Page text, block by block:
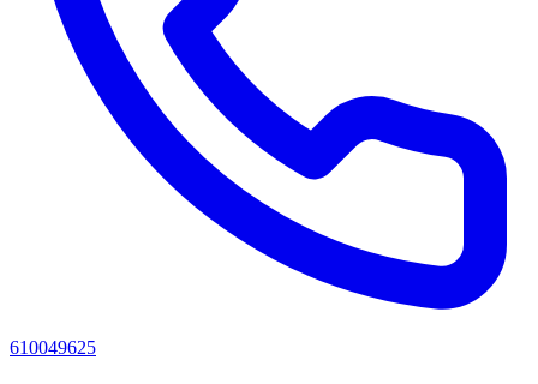
610049625